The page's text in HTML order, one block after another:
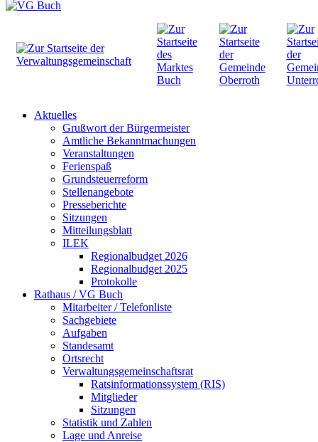
Aktuelles
Grußwort der Bürgermeister
Amtliche Bekanntmachungen
Veranstaltungen
Ferienspaß
Grundsteuerreform
Stellenangebote
Presseberichte
Sitzungen
Mitteilungsblatt
ILEK
Regionalbudget 2026
Regionalbudget 2025
Protokolle
Rathaus / VG Buch
Mitarbeiter / Telefonliste
Sachgebiete
Aufgaben
Standesamt
Ortsrecht
Verwaltungsgemeinschaftsrat
Ratsinformationssystem (RIS)
Mitglieder
Sitzungen
Statistik und Zahlen
Lage und Anreise